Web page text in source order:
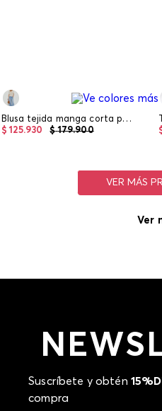
Blusa tejida manga corta para mujer
$ 179.900
$ 125.930
Ver
Suscríbete y obtén
compra